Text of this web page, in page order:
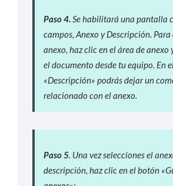
Paso 4.Se habilitará una pantalla
campos, Anexo y Descripción.
anexo, haz clic en el área de anexo
el documento desde tu equipo. En
«Descripción» podrás dejar un
relacionado con el anexo.
Paso 5. Una vez selecciones el
descripción, haz clic en el botón